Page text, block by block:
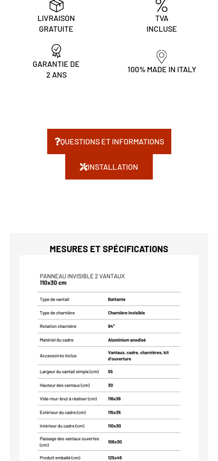
LIVRAISON
GRATUITE
TVA
INCLUSE
GARANTIE DE
2 ANS
100% MADE IN ITALY
QUESTIONS ET INFORMATIONS
INSTALLATION
MESURES ET SPÉCIFICATIONS